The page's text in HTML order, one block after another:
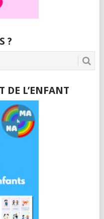
?
DE L’ENFANT